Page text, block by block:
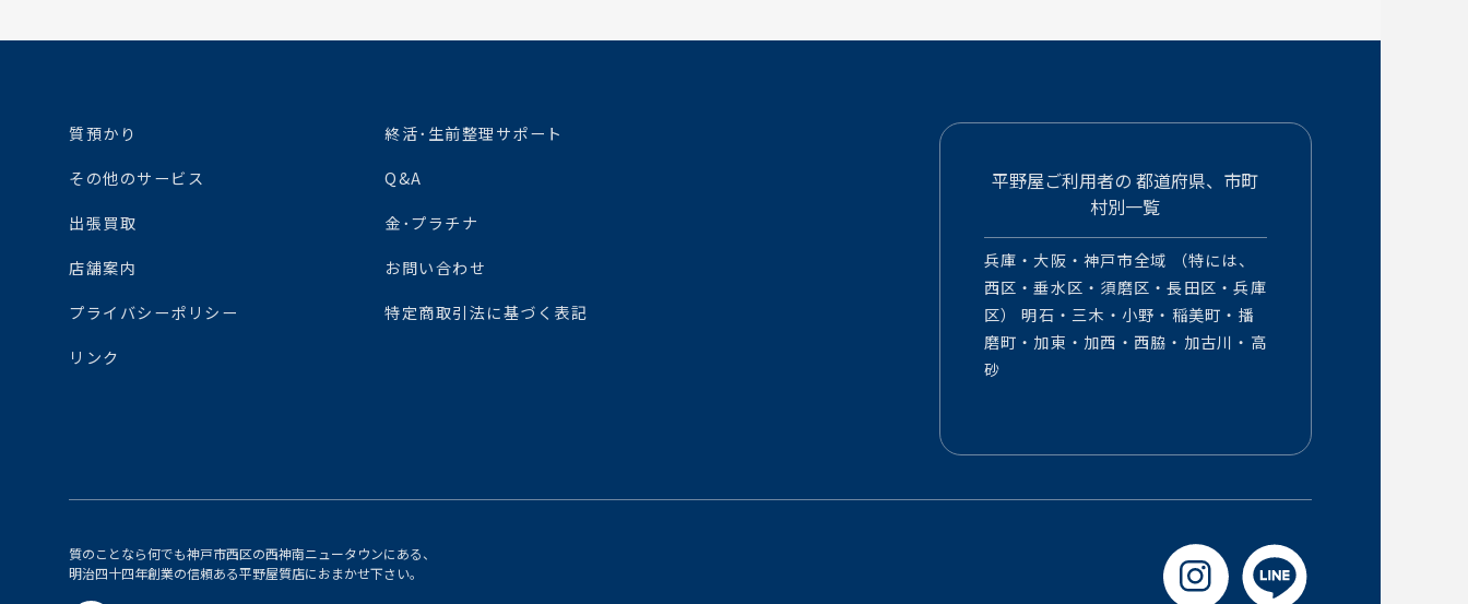
質預かり 終活･生前整理サポート
その他のサービス Q&A
出張買取 金･プラチナ
店舗案内 お問い合わせ
プライバシーポリシー 特定商取引法に基づく表記
リンク
平野屋ご利用者の 都道府県、市町
村別一覧
兵庫・大阪・神戸市全域 （特には、
西区・垂水区・須磨区・長田区・兵庫
区） 明石・三木・小野・稲美町・播
磨町・加東・加西・西脇・加古川・高
砂
質のことなら何でも神戸市西区の西神南ニュータウンにある、
明治四十四年創業の信頼ある平野屋質店におまかせ下さい。